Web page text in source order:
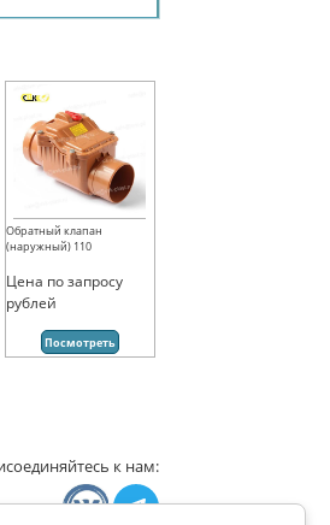
Обратный клапан
(наружный) 110
Цена по запросу
рублей
Посмотреть
к нам: